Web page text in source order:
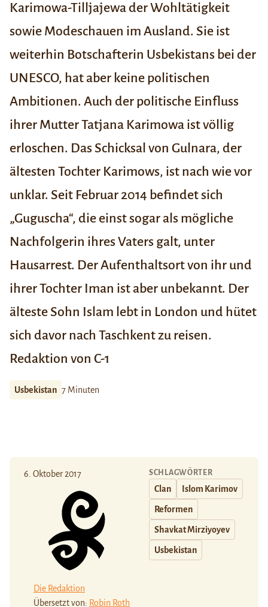
Karimowa-Tilljajewa der Wohltätigkeit
sowie Modeschauen im Ausland. Sie ist
weiterhin Botschafterin Usbekistans bei der
UNESCO, hat aber keine politischen
Ambitionen. Auch der politische Einfluss
ihrer Mutter Tatjana Karimowa ist völlig
erloschen. Das Schicksal von Gulnara, der
ältesten Tochter Karimows, ist nach wie vor
unklar. Seit Februar 2014 befindet sich
„Guguscha“, die einst sogar als mögliche
Nachfolgerin ihres Vaters galt, unter
Hausarrest. Der Aufenthaltsort von ihr und
ihrer Tochter Iman ist aber unbekannt. Der
älteste Sohn Islam lebt in London und hütet
sich davor nach Taschkent zu reisen.
Redaktion von C-1
Usbekistan 7 Minuten
6. Oktober 2017
Die Redaktion
Übersetzt von: Robin Roth
SCHLAGWÖRTER
Clan Islom Karimov
Reformen
Shavkat Mirziyoyev
Usbekistan